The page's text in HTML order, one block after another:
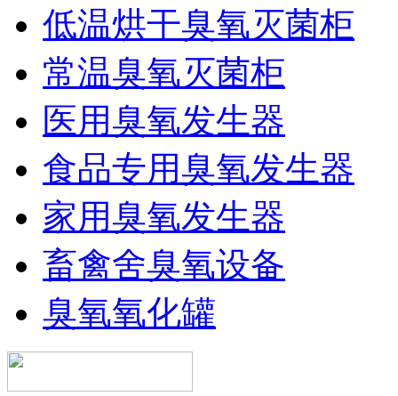
低温烘干臭氧灭菌柜
常温臭氧灭菌柜
医用臭氧发生器
食品专用臭氧发生器
家用臭氧发生器
畜禽舍臭氧设备
臭氧氧化罐